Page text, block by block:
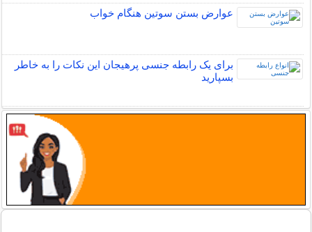
عوارض بستن سوتین هنگام خواب
برای یک رابطه جنسی پرهیجان این نکات را به خاطر
بسپارید